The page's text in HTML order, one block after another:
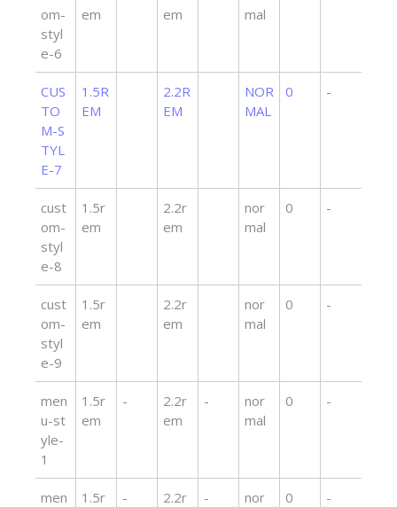
om-
styl
e-6
em
em
mal
CUS
TO
M-S
TYL
E-7
1.5R
EM
2.2R
EM
NOR
MAL
0 -
cust
om-
styl
e-8
1.5r
em
2.2r
em
nor
mal
0 -
cust
om-
styl
e-9
1.5r
em
2.2r
em
nor
mal
0 -
men
u-st
yle-
1
1.5r
em
-
2.2r
em
-
nor
mal
0 -
men
1.5r
-
2.2r
-
nor
0 -